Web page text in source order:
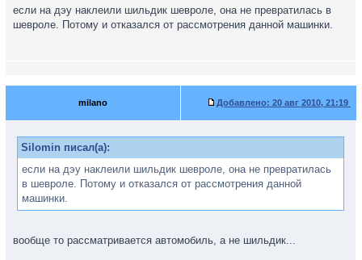
если на дэу наклеили шильдик шевроле, она не превратилась в
шевроле. Потому и отказался от рассмотрения данной машинки.
milano Добавлено: 20 авг 2010, 21:19
Silomin писал(а):
если на дэу наклеили шильдик шевроле, она не превратилась
в шевроле. Потому и отказался от рассмотрения данной
машинки.
вообще то рассматривается автомобиль, а не шильдик...